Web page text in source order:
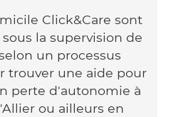
Click&Care sont
la supervision de
un processus
trouver une aide pour
perte d'autonomie à
ou ailleurs en